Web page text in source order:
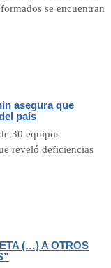
se encuentran
asegura que
país
30 equipos
reveló deficiencias
(…) A OTROS